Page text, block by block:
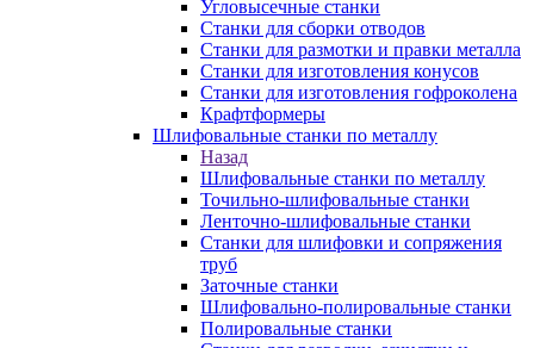
Угловысечные станки
Станки для сборки отводов
Станки для размотки и правки металла
Станки для изготовления конусов
Станки для изготовления гофроколена
Крафтформеры
Шлифовальные станки по металлу
Назад
Шлифовальные станки по металлу
Точильно-шлифовальные станки
Ленточно-шлифовальные станки
Станки для шлифовки и сопряжения
труб
Заточные станки
Шлифовально-полировальные станки
Полировальные станки